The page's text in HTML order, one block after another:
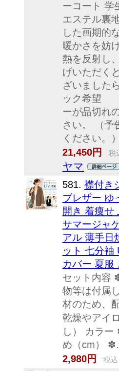
ーコート 学
エステル裏
した画期的
暖かさを妨
熱を反射し
げいただく
ざいました
ック希望
ーが品切れ
さい。 （予
ください。
21,450円
税
ヤマ
581. 襟付き
ブレザー ゆ
開き 着痩せ
サマージャ
アル 薄手日
ット 七分袖
カバー 夏服
セット内容
物等は付属
材のため、
乾燥やアイ
し） カラ
め（cm）
2,980円
税